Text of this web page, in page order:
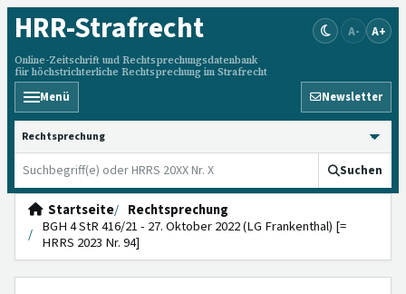
HRR-Strafrecht
Online-Zeitschrift und Rechtsprechungsdatenbank
für höchstrichterliche Rechtsprechung im Strafrecht
A- A+
Menü Newsletter
HRRS durchsuchen
Suchen
Startseite
Rechtsprechung
BGH 4 StR 416/21 - 27. Oktober 2022 (LG Frankenthal) [=
HRRS 2023 Nr. 94]